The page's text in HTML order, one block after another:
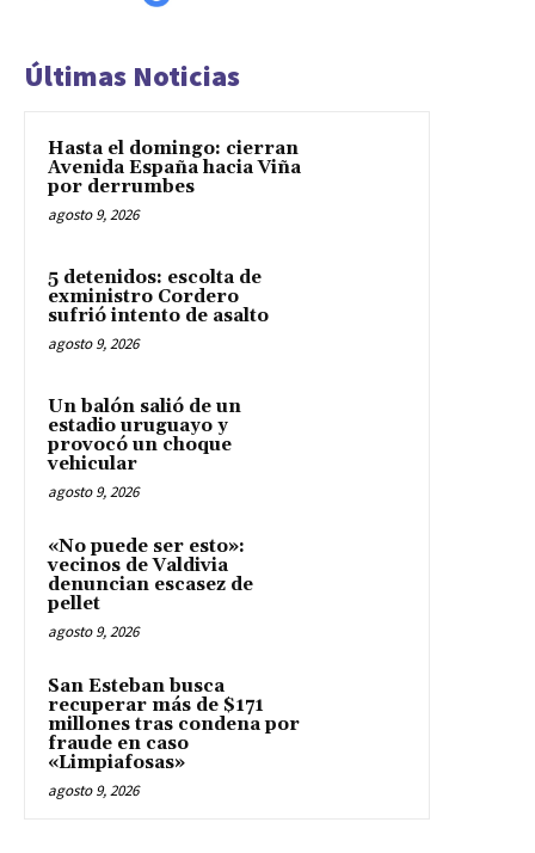
Últimas Noticias
Hasta el domingo: cierran
Avenida España hacia Viña
por derrumbes
agosto 9, 2026
5 detenidos: escolta de
exministro Cordero
sufrió intento de asalto
agosto 9, 2026
Un balón salió de un
estadio uruguayo y
provocó un choque
vehicular
agosto 9, 2026
«No puede ser esto»:
vecinos de Valdivia
denuncian escasez de
pellet
agosto 9, 2026
San Esteban busca
recuperar más de $171
millones tras condena por
fraude en caso
«Limpiafosas»
agosto 9, 2026